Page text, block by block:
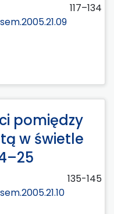
117–134
pomiędzy
w świetle
135-145